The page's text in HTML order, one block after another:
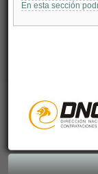
En esta sección